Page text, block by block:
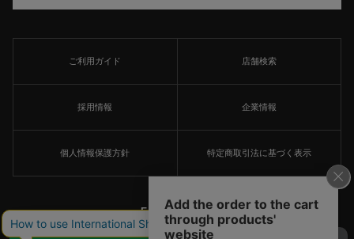
×
ご利用ガイド 店舗検索
採用情報 企業情報
個人情報保護方針 特定商取引法に基づく表示
FOLLOW US